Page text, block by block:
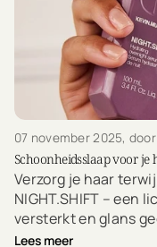
07 november 2025,
Schoonheidsslaap voor je
Verzorg je haar
NIGHT.SHIFT – een
versterkt en glans
Lees meer